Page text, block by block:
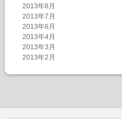
2013年8月
2013年7月
2013年6月
2013年4月
2013年3月
2013年2月